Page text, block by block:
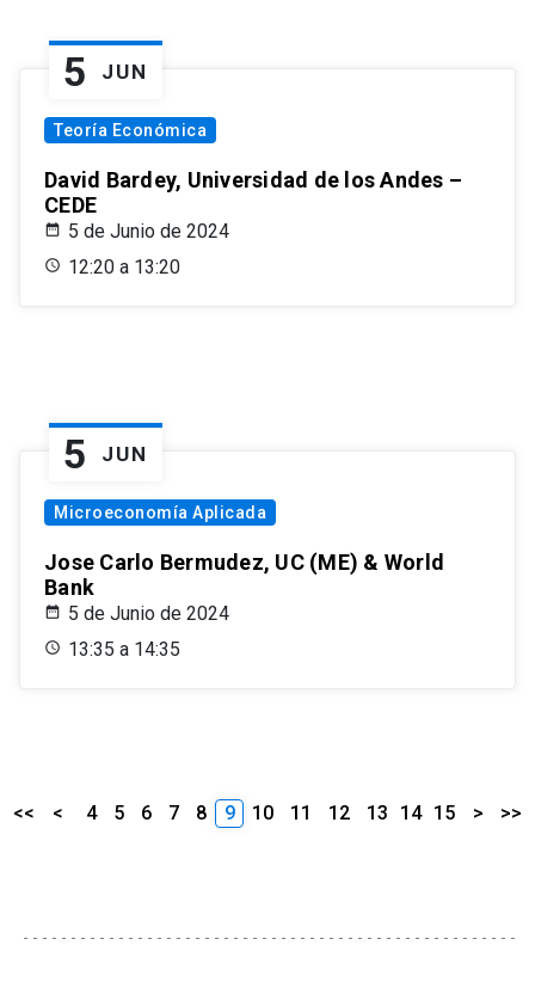
5 JUN
Teoría Económica
David Bardey, Universidad de los Andes –
CEDE
5 de Junio de 2024
12:20 a 13:20
5 JUN
Microeconomía Aplicada
Jose Carlo Bermudez, UC (ME) & World
Bank
5 de Junio de 2024
13:35 a 14:35
<< < 4 5 6 7 8 9 10 11 12 13 14 15 > >>